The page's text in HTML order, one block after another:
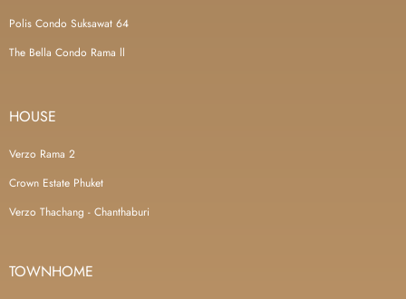
Polis Condo Suksawat 64
The Bella Condo Rama ll
HOUSE
Verzo Rama 2
Crown Estate Phuket
Verzo Thachang - Chanthaburi
TOWNHOME